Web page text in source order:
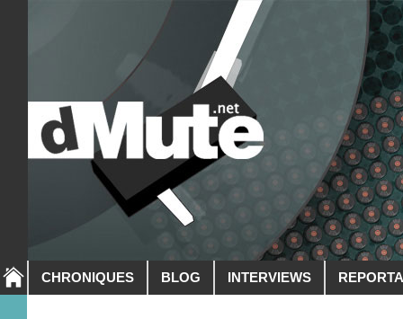
CHRONIQUES BLOG INTERVIEWS